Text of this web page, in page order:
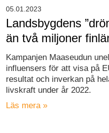
Landsbygdens
än två miljoner
Kampanjen Maaseudun
influensers för att visa på
resultat och inverkan på
livskraft under år 2022.
Läs mera »
05.01.2023